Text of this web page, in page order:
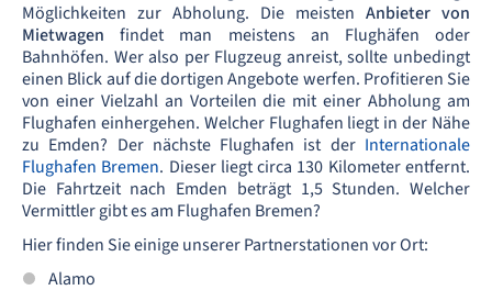
Möglichkeiten zur Abholung. Die meisten Anbieter von
Mietwagen findet man meistens an Flughäfen oder
Bahnhöfen. Wer also per Flugzeug anreist, sollte unbedingt
einen Blick auf die dortigen Angebote werfen. Profitieren Sie
von einer Vielzahl an Vorteilen die mit einer Abholung am
Flughafen einhergehen. Welcher Flughafen liegt in der Nähe
zu Emden? Der nächste Flughafen ist der Internationale
Flughafen Bremen. Dieser liegt circa 130 Kilometer entfernt.
Die Fahrtzeit nach Emden beträgt 1,5 Stunden. Welcher
Vermittler gibt es am Flughafen Bremen?
Hier finden Sie einige unserer Partnerstationen vor Ort:
Alamo